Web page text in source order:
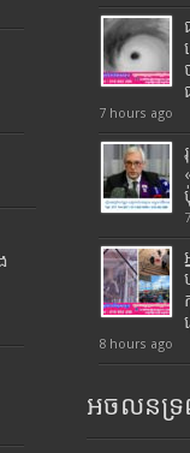
7 hours ago
8 hours ago
អចលនទ្រ